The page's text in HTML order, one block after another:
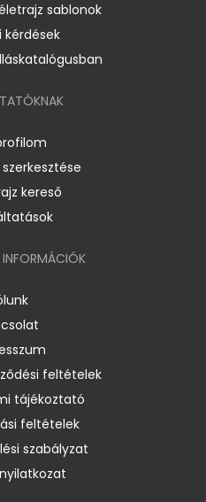
sablonok
kérdések
kereső
feltételek
tájékoztató
feltételek
szabályzat